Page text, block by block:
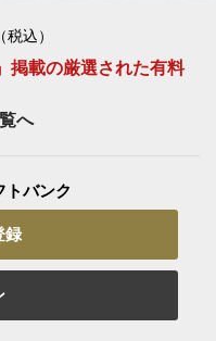
（税込）
載の厳選された有料
へ
トバンク
録